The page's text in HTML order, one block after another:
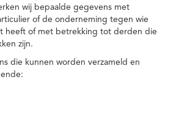
wij bepaalde gegevens met
of de onderneming tegen wie
heeft of met betrekking tot derden die
zijn.
die kunnen worden verzameld en